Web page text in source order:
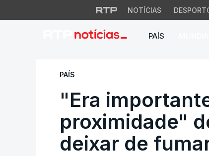
NOTÍCIAS
PAÍS
"Era
PAÍS
"Era
proximidade"
deixar de